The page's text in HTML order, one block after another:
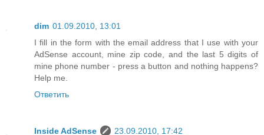
dim 01.09.2010, 13:01
I fill in the form with the email address that I use with your
AdSense account, mine zip code, and the last 5 digits of
mine phone number - press a button and nothing happens?
Help me.
Ответить
Inside AdSense
23.09.2010, 17:42